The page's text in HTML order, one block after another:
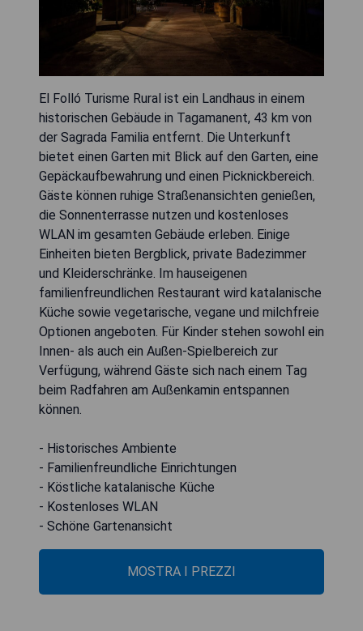
El Folló Turisme Rural ist ein Landhaus in einem
historischen Gebäude in Tagamanent, 43 km von
der Sagrada Familia entfernt. Die Unterkunft
bietet einen Garten mit Blick auf den Garten, eine
Gepäckaufbewahrung und einen Picknickbereich.
Gäste können ruhige Straßenansichten genießen,
die Sonnenterrasse nutzen und kostenloses
WLAN im gesamten Gebäude erleben. Einige
Einheiten bieten Bergblick, private Badezimmer
und Kleiderschränke. Im hauseigenen
familienfreundlichen Restaurant wird katalanische
Küche sowie vegetarische, vegane und milchfreie
Optionen angeboten. Für Kinder stehen sowohl ein
Innen- als auch ein Außen-Spielbereich zur
Verfügung, während Gäste sich nach einem Tag
beim Radfahren am Außenkamin entspannen
können.
- Historisches Ambiente
- Familienfreundliche Einrichtungen
- Köstliche katalanische Küche
- Kostenloses WLAN
- Schöne Gartenansicht
MOSTRA I PREZZI